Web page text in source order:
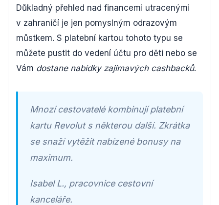
Důkladný přehled nad financemi utracenými
v zahraničí je jen pomyslným odrazovým
můstkem. S platební kartou tohoto typu se
můžete pustit do vedení účtu pro děti nebo se
Vám dostane nabídky zajímavých cashbacků.
Mnozí cestovatelé kombinují platební
kartu Revolut s některou další. Zkrátka
se snaží vytěžit nabízené bonusy na
maximum.
Isabel L., pracovnice cestovní
kanceláře.